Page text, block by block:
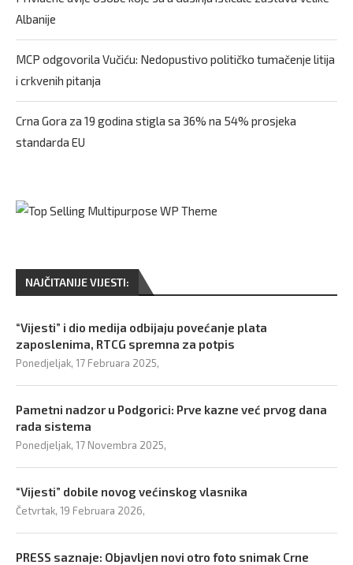
Albanije
MCP odgovorila Vučiću: Nedopustivo političko tumačenje litija
i crkvenih pitanja
Crna Gora za 19 godina stigla sa 36% na 54% prosjeka
standarda EU
NAJČITANIJE VIJESTI:
“Vijesti” i dio medija odbijaju povećanje plata
zaposlenima, RTCG spremna za potpis
Ponedjeljak, 17 Februara 2025,
Pametni nadzor u Podgorici: Prve kazne već prvog dana
rada sistema
Ponedjeljak, 17 Novembra 2025,
“Vijesti” dobile novog većinskog vlasnika
Četvrtak, 19 Februara 2026,
PRESS saznaje: Objavljen novi otro foto snimak Crne